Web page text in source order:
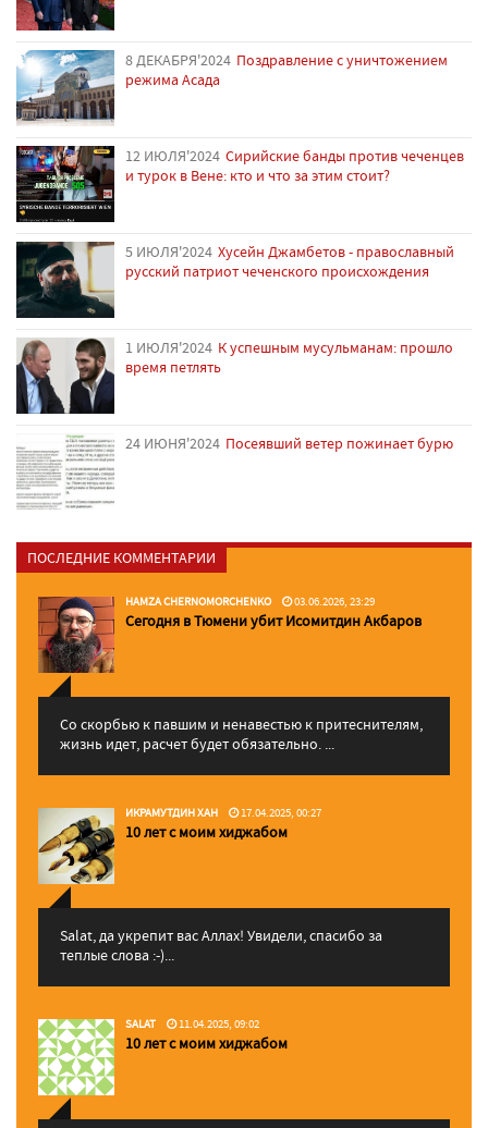
8 ДЕКАБРЯ'2024 Поздравление с уничтожением
режима Асада
12 ИЮЛЯ'2024 Сирийские банды против чеченцев
и турок в Вене: кто и что за этим стоит?
5 ИЮЛЯ'2024 Хусейн Джамбетов - православный
русский патриот чеченского происхождения
1 ИЮЛЯ'2024 К успешным мусульманам: прошло
время петлять
24 ИЮНЯ'2024 Посеявший ветер пожинает бурю
ПОСЛЕДНИЕ КОММЕНТАРИИ
HAMZA CHERNOMORCHENKO 03.06.2026, 23:29
Сегодня в Тюмени убит Исомитдин Акбаров
Со скорбью к павшим и ненавестью к притеснителям,
жизнь идет, расчет будет обязательно. ...
ИКРАМУТДИН ХАН 17.04.2025, 00:27
10 лет с моим хиджабом
Salat, да укрепит вас Аллаx! Увидели, спасибо за
теплые слова :-)...
SALAT 11.04.2025, 09:02
10 лет с моим хиджабом